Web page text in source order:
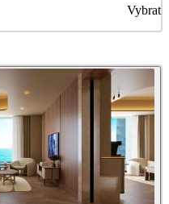
Vybrat